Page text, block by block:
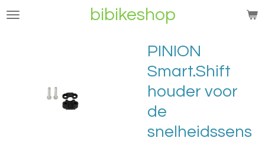
Ga
bibikeshop
PINION
Smart.Shift
houder voor
de
snelheidssens